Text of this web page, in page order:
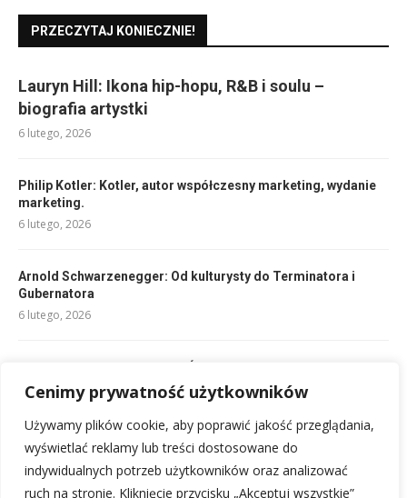
Cenimy prywatność użytkowników
Używamy plików cookie, aby poprawić jakość przeglądania,
wyświetlać reklamy lub treści dostosowane do
indywidualnych potrzeb użytkowników oraz analizować
ruch na stronie. Kliknięcie przycisku „Akceptuj wszystkie”
PRZECZYTAJ KONIECZNIE!
Lauryn Hill: Ikona hip-hopu, R&B i soulu –
biografia artystki
6 lutego, 2026
Philip Kotler: Kotler, autor współczesny marketing, wydanie
marketing.
6 lutego, 2026
Arnold Schwarzenegger: Od kulturysty do Terminatora i
Gubernatora
6 lutego, 2026
6 lutego, 2026
Sophia Loren: Włoska ikona kina kończy 89 lat
6 lutego, 2026